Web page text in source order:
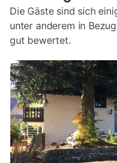
Die Gäste sind sich
unter anderem in
gut bewertet.